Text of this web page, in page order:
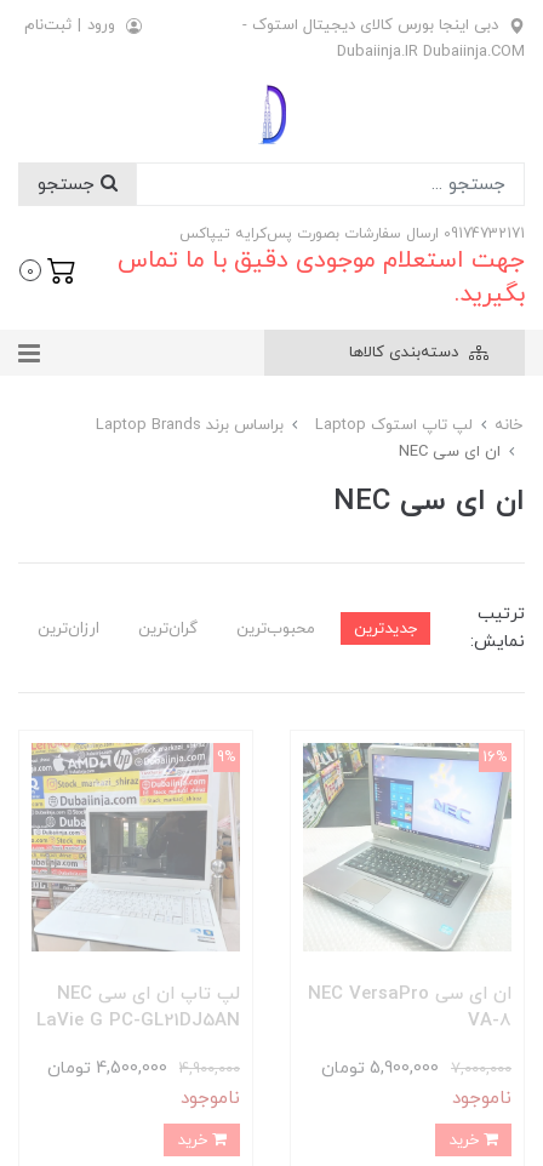
دبی اینجا بورس کالای دیجیتال استوک -
Dubaiinja.IR Dubaiinja.COM
ورود | ثبت‌نام
09174732171 ارسال سفارشات بصورت پس‌کرایه تیپاکس
جهت استعلام موجودی دقیق با ما تماس
بگیرید.
0
دسته‌بندی کالاها
خانه لپ تاپ استوک Laptop
براساس برند Laptop Brands
ان ای سی NEC
ان ای سی NEC
ترتیب
نمایش:
جدیدترین محبوب‌ترین گران‌ترین ارزان‌ترین
ان ای سی NEC VersaPro
VA-8
7,000,000 5,900,000 تومان
16%
ناموجود
لپ تاپ ان ای سی NEC
LaVie G PC-GL21DJ5AN
4,900,000 4,500,000 تومان
9%
ناموجود